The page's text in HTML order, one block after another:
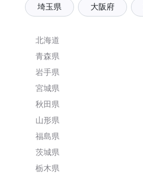
埼玉県 大阪府
北海道
青森県
岩手県
宮城県
秋田県
山形県
福島県
茨城県
栃木県